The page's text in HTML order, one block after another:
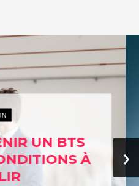
ÉTHIQUES
CŒUR DES
DES
›